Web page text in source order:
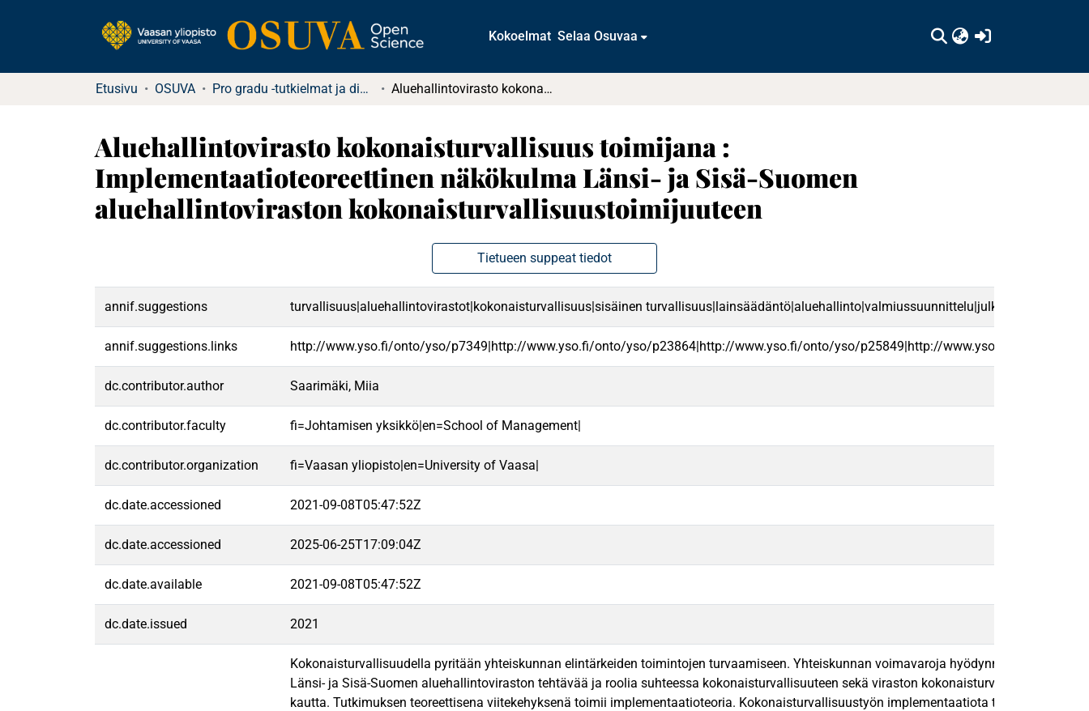
Kokoelmat Selaa Osuvaa
Etusivu OSUVA Pro gradu -tutkielmat ja diplomityöt Aluehallintovirasto kokonaisturvallisuus toimijana : Implementaatioteoreettinen näkökulma Länsi- ja Sisä-Suomen aluehallintoviraston kokonaisturvallisuustoimijuuteen
Aluehallintovirasto kokonaisturvallisuus toimijana :
Implementaatioteoreettinen näkökulma Länsi- ja Sisä-Suomen
aluehallintoviraston kokonaisturvallisuustoimijuuteen
Tietueen suppeat tiedot
annif.suggestions turvallisuus|aluehallintovirastot|kokonaisturvallisuus|sisäinen turvallisuus|lainsäädäntö|aluehallinto|valmiussuunnittelu|julkinen
annif.suggestions.links http://www.yso.fi/onto/yso/p7349|http://www.yso.fi/onto/yso/p23864|http://www.yso.fi/onto/yso/p25849|http://www.yso.fi/onto/
dc.contributor.author Saarimäki, Miia
dc.contributor.faculty fi=Johtamisen yksikkö|en=School of Management|
dc.contributor.organization fi=Vaasan yliopisto|en=University of Vaasa|
dc.date.accessioned 2021-09-08T05:47:52Z
dc.date.accessioned 2025-06-25T17:09:04Z
dc.date.available 2021-09-08T05:47:52Z
dc.date.issued 2021
Kokonaisturvallisuudella pyritään yhteiskunnan elintärkeiden toimintojen turvaamiseen. Yhteiskunnan voimavaroja hyödynnetään
Länsi- ja Sisä-Suomen aluehallintoviraston tehtävää ja roolia suhteessa kokonaisturvallisuuteen sekä viraston
kautta. Tutkimuksen teoreettisena viitekehyksenä toimii implementaatioteoria. Kokonaisturvallisuustyön implementaatiota